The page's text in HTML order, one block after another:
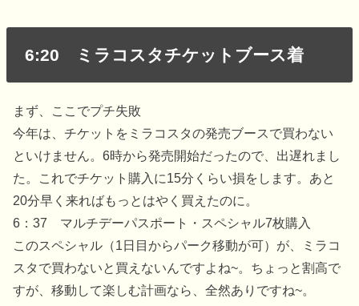
6:20 ミラコスタチケットブース着
まず、ここでプチ失敗
今年は、チケットをミラコスタの発売ブースで買わない
といけません。6時から発売開始だったので、出遅れまし
た。これでチケット購入に15分くらい損をします。あと
20分早く来ればもっとはやく買えたのに。
6：37 マルチデーパスポート・スペシャル7枚購入
このスペシャル（1日目からパーク移動が可）が、ミラコ
スタで買わないと買えないんですよね~。ちょっと割高で
すが、移動して楽しむ計画なら、全然ありですね~。